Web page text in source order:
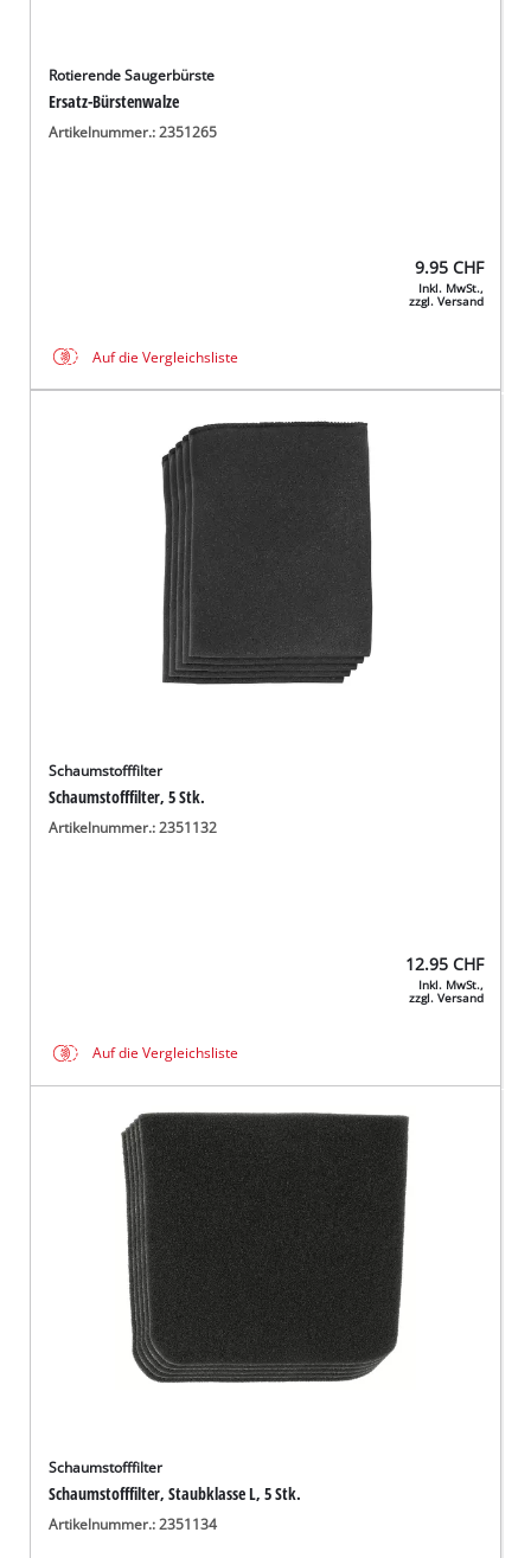
Rotierende Saugerbürste
Ersatz-Bürstenwalze
Artikelnummer.: 2351265
9.95 CHF
Inkl. MwSt.,
zzgl. Versand
Auf die Vergleichsliste
Schaumstofffilter
Schaumstofffilter, 5 Stk.
Artikelnummer.: 2351132
12.95 CHF
Inkl. MwSt.,
zzgl. Versand
Auf die Vergleichsliste
Schaumstofffilter
Schaumstofffilter, Staubklasse L, 5 Stk.
Artikelnummer.: 2351134